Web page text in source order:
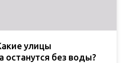
улицы
останутся без воды?